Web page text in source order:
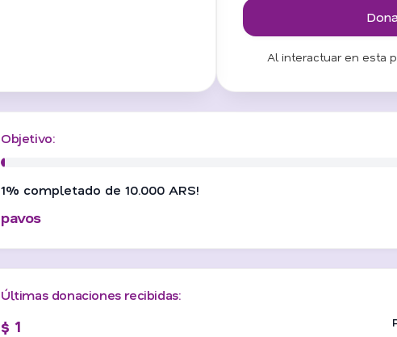
Al interactuar en esta
Objetivo:
1% completado de 10.000 ARS!
pavos
Últimas donaciones recibidas:
$ 1